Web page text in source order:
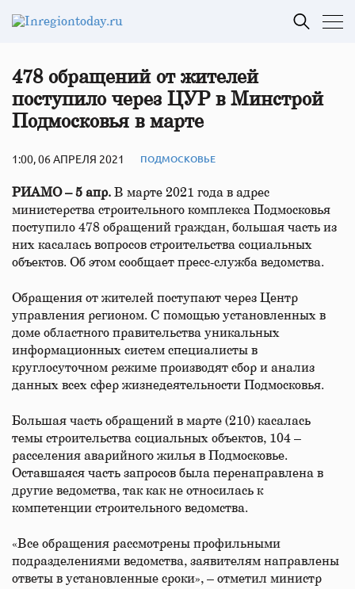
478 обращений от жителей
поступило через ЦУР в Минстрой
Подмосковья в марте
1:00, 06 АПРЕЛЯ 2021 ПОДМОСКОВЬЕ
РИАМО – 5 апр. В марте 2021 года в адрес
министерства строительного комплекса Подмосковья
поступило 478 обращений граждан, большая часть из
них касалась вопросов строительства социальных
объектов. Об этом сообщает пресс-служба ведомства.
Обращения от жителей поступают через Центр
управления регионом. С помощью установленных в
доме областного правительства уникальных
информационных систем специалисты в
круглосуточном режиме производят сбор и анализ
данных всех сфер жизнедеятельности Подмосковья.
Большая часть обращений в марте (210) касалась
темы строительства социальных объектов, 104 –
расселения аварийного жилья в Подмосковье.
Оставшаяся часть запросов была перенаправлена в
другие ведомства, так как не относилась к
компетенции строительного ведомства.
«Все обращения рассмотрены профильными
подразделениями ведомства, заявителям направлены
ответы в установленные сроки», – отметил министр